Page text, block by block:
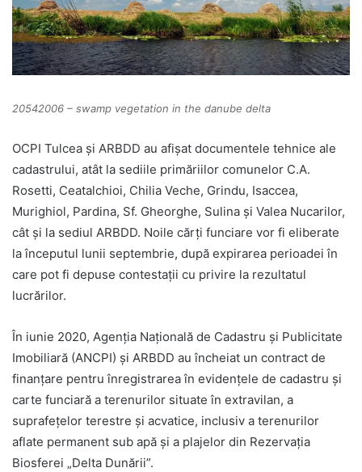
20542006 – swamp vegetation in the danube delta
OCPI Tulcea și ARBDD au afișat documentele tehnice ale
cadastrului, atât la sediile primăriilor comunelor C.A.
Rosetti, Ceatalchioi, Chilia Veche, Grindu, Isaccea,
Murighiol, Pardina, Sf. Gheorghe, Sulina și Valea Nucarilor,
cât și la sediul ARBDD. Noile cărți funciare vor fi eliberate
la începutul lunii septembrie, după expirarea perioadei în
care pot fi depuse contestații cu privire la rezultatul
lucrărilor.
În iunie 2020, Agenția Națională de Cadastru și Publicitate
Imobiliară (ANCPI) și ARBDD au încheiat un contract de
finanțare pentru înregistrarea în evidențele de cadastru și
carte funciară a terenurilor situate în extravilan, a
suprafeţelor terestre şi acvatice, inclusiv a terenurilor
aflate permanent sub apă şi a plajelor din Rezervaţia
Biosferei „Delta Dunării”.